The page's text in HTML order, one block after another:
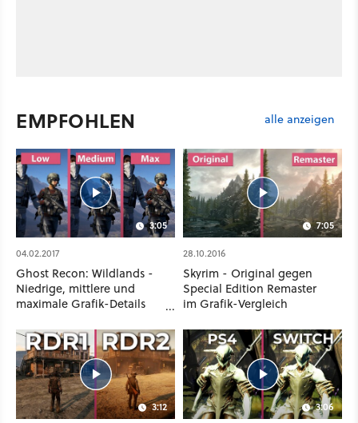
EMPFOHLEN alle anzeigen
3:05
04.02.2017
Ghost Recon: Wildlands -
Niedrige, mittlere und
maximale Grafik-Details
7:05
28.10.2016
Skyrim - Original gegen
Special Edition Remaster
im Grafik-Vergleich
3:12 3:06